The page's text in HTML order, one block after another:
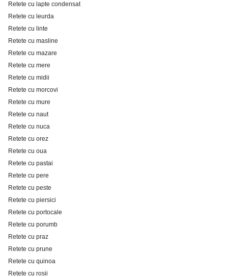
Retete cu lapte condensat
Retete cu leurda
Retete cu linte
Retete cu masline
Retete cu mazare
Retete cu mere
Retete cu midii
Retete cu morcovi
Retete cu mure
Retete cu naut
Retete cu nuca
Retete cu orez
Retete cu oua
Retete cu pastai
Retete cu pere
Retete cu peste
Retete cu piersici
Retete cu portocale
Retete cu porumb
Retete cu praz
Retete cu prune
Retete cu quinoa
Retete cu rosii